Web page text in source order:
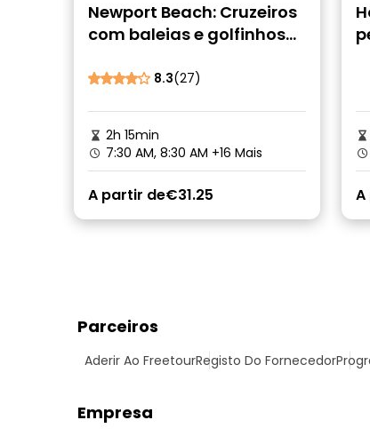
Newport Beach: Cruzeiros
com baleias e golfinhos
8.3(27)
2h 15min
7:30 AM, 8:30 AM +16 Mais
A partir de€31.25
Parceiros
Aderir Ao FreetourRegisto Do Fornecedor
Empresa